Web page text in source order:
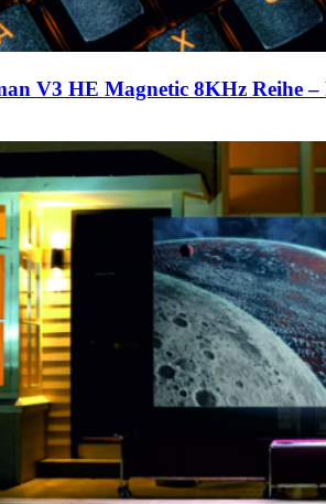
V3 HE Magnetic 8KHz Reihe